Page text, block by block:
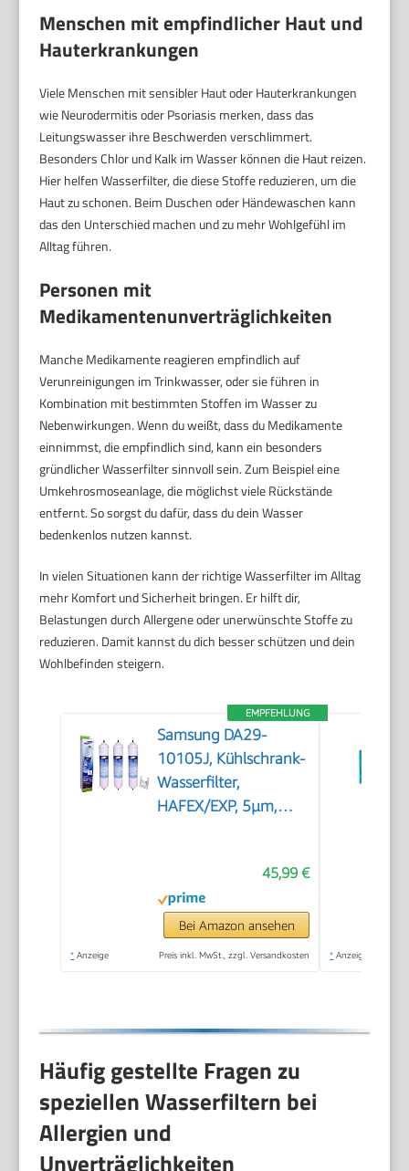
Menschen mit empfindlicher Haut und
Hauterkrankungen
Viele Menschen mit sensibler Haut oder Hauterkrankungen
wie Neurodermitis oder Psoriasis merken, dass das
Leitungswasser ihre Beschwerden verschlimmert.
Besonders Chlor und Kalk im Wasser können die Haut reizen.
Hier helfen Wasserfilter, die diese Stoffe reduzieren, um die
Haut zu schonen. Beim Duschen oder Händewaschen kann
das den Unterschied machen und zu mehr Wohlgefühl im
Alltag führen.
Personen mit
Medikamentenunverträglichkeiten
Manche Medikamente reagieren empfindlich auf
Verunreinigungen im Trinkwasser, oder sie führen in
Kombination mit bestimmten Stoffen im Wasser zu
Nebenwirkungen. Wenn du weißt, dass du Medikamente
einnimmst, die empfindlich sind, kann ein besonders
gründlicher Wasserfilter sinnvoll sein. Zum Beispiel eine
Umkehrosmoseanlage, die möglichst viele Rückstände
entfernt. So sorgst du dafür, dass du dein Wasser
bedenkenlos nutzen kannst.
In vielen Situationen kann der richtige Wasserfilter im Alltag
mehr Komfort und Sicherheit bringen. Er hilft dir,
Belastungen durch Allergene oder unerwünschte Stoffe zu
reduzieren. Damit kannst du dich besser schützen und dein
Wohlbefinden steigern.
EMPFEHLUNG
Samsung DA29-
10105J, Kühlschrank-
Wasserfilter,
HAFEX/EXP, 5µm,
45,99 €
Bei Amazon ansehen
* Anzeige Preis inkl. MwSt., zzgl. Versandkosten * Anzeige
Häufig gestellte Fragen zu
speziellen Wasserfiltern bei
Allergien und
Unverträglichkeiten